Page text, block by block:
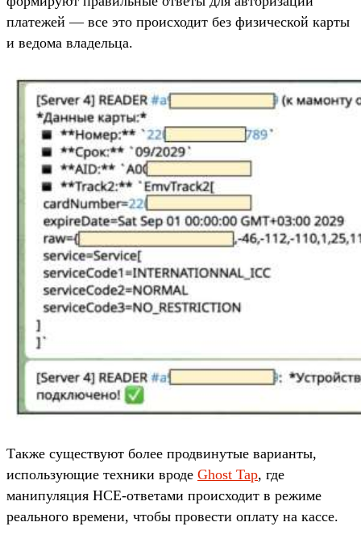
платежей — все это происходит без физической карты
и ведома владельца.
Также существуют более продвинутые варианты,
использующие техники вроде Ghost Tap, где
манипуляция HCE-ответами происходит в режиме
реального времени, чтобы провести оплату на кассе.